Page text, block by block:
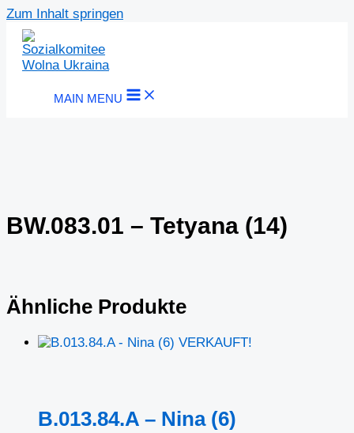
Zum Inhalt springen
MAIN MENU
BW.083.01 – Tetyana (14)
Ähnliche Produkte
VERKAUFT!
B.013.84.A – Nina (6)